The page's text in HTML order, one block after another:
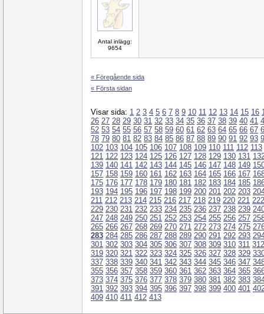
Antal inlägg:
9654
« Föregående sida
« Första sidan
Visar sida: 1 2 3 4 5 6 7 8 9 10 11 12 13 14 15 16
26 27 28 29 30 31 32 33 34 35 36 37 38 39 40 41
52 53 54 55 56 57 58 59 60 61 62 63 64 65 66 67
78 79 80 81 82 83 84 85 86 87 88 89 90 91 92 93
102 103 104 105 106 107 108 109 110 111 112 113
121 122 123 124 125 126 127 128 129 130 131
139 140 141 142 143 144 145 146 147 148 149
157 158 159 160 161 162 163 164 165 166 167
175 176 177 178 179 180 181 182 183 184 185
193 194 195 196 197 198 199 200 201 202 203
211 212 213 214 215 216 217 218 219 220 221 222
229 230 231 232 233 234 235 236 237 238 239
247 248 249 250 251 252 253 254 255 256 257
265 266 267 268 269 270 271 272 273 274 275
283 284 285 286 287 288 289 290 291 292 293
301 302 303 304 305 306 307 308 309 310 311 312
319 320 321 322 323 324 325 326 327 328 329
337 338 339 340 341 342 343 344 345 346 347
355 356 357 358 359 360 361 362 363 364 365
373 374 375 376 377 378 379 380 381 382 383
391 392 393 394 395 396 397 398 399 400 401
409 410 411 412 413